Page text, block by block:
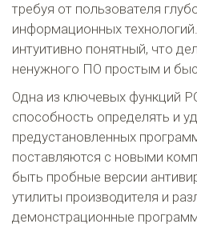
требуя от пользователя
информационных
интуитивно понятный, что
ненужного ПО простым и
Одна из ключевых функций
способность определять и
предустановленных
поставляются с новыми
быть пробные версии
утилиты производителя и
демонстрационные